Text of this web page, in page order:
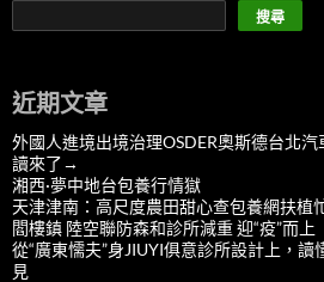
搜尋
近期文章
外國人進境出境治理OSDER奧斯德台北汽
讀來了→
湘西·夢中地台包養行情獄
天津津南：高尺度農田甜心查包養網扶植
閻樓鎮 陸空聯防森和診所減重 迎“疫”而上
從“廣東懦夫”身JIUYI俱意診所設計上，
見